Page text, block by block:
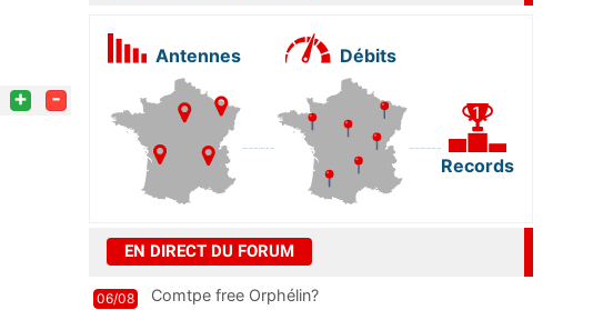
+ -
Antennes Débits
Records
EN DIRECT DU FORUM
06/08 Comtpe free Orphélin?